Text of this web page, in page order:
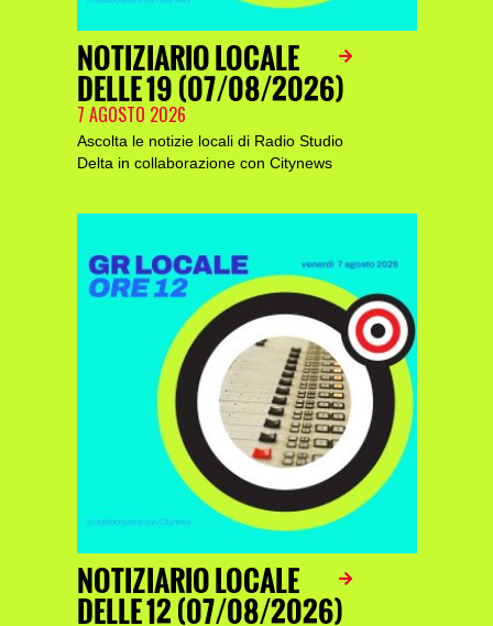
NOTIZIARIO LOCALE
DELLE 19 (07/08/2026)
7 AGOSTO 2026
Ascolta le notizie locali di Radio Studio
Delta in collaborazione con Citynews
NOTIZIARIO LOCALE
DELLE 12 (07/08/2026)